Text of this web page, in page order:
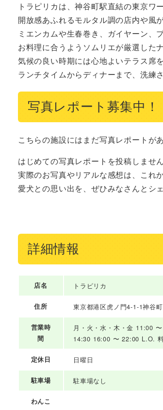
トラピリカは、神谷町駅直結の東京ワ
開放感あふれるモルタル調の店内や風
ミエンカムや生春巻き、ガイヤーン、
お料理に合うようソムリエが厳選した
気候の良い時期には心地よいテラス席
ランチタイムからディナーまで、洗練
写真レポート募集中！
こちらの施設にはまだ写真レポートが
はじめての写真レポートを投稿しませ
実際のお写真やリアルな感想は、これ
愛犬との思い出を、ぜひみなさんとシ
詳細情報
店名 トラピリカ
住所 東京都港区虎ノ門4-1-1神谷
営業時
間
月・火・水・木・金 11:00
14:30 16:00 〜 22:00 L.O.
定休日 日曜日
駐車場 駐車場なし
わんこ